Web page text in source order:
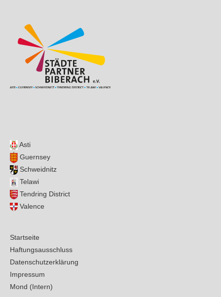
Asti
Guernsey
Schweidnitz
Telawi
Tendring District
Valence
Startseite
Haftungsausschluss
Datenschutzerklärung
Impressum
Mond (Intern)